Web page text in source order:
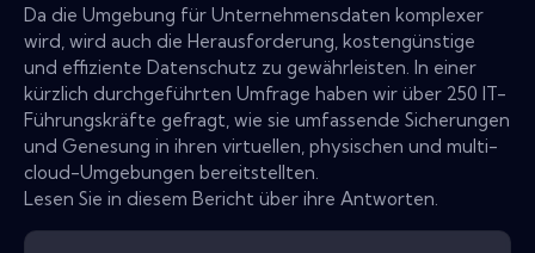
Da die Umgebung für Unternehmensdaten komplexer
wird, wird auch die Herausforderung, kostengünstige
und effiziente Datenschutz zu gewährleisten. In einer
kürzlich durchgeführten Umfrage haben wir über 250 IT-
Führungskräfte gefragt, wie sie umfassende Sicherungen
und Genesung in ihren virtuellen, physischen und multi-
cloud-Umgebungen bereitstellten.
Lesen Sie in diesem Bericht über ihre Antworten.